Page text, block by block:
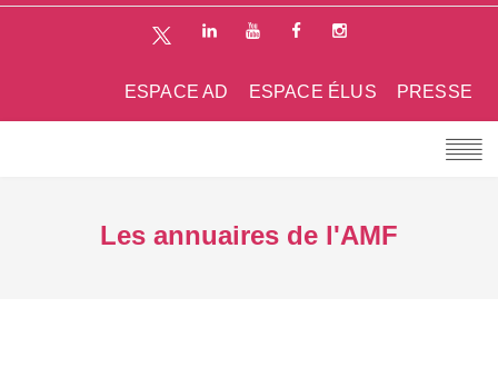
PRESSE
ESPACE ÉLUS
ESPACE AD
Les annuaires de l'AMF